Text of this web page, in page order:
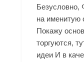
Безусловно,
на именитую
Покажу
торгуются,
идеи И в